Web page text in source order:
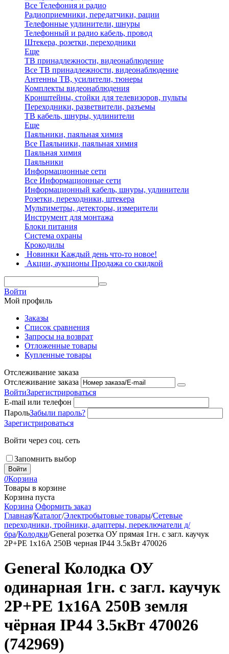
Все Телефония и радио
Радиоприемники, передатчики, рации
Телефонные удлинители, шнуры
Телефонный и радио кабель, провод
Штекера, розетки, переходники
Еще
ТВ принадлежности, видеонаблюдение
Все ТВ принадлежности, видеонаблюдение
Антенны ТВ, усилители, тюнеры
Комплекты видеонаблюдения
Кронштейны, стойки для телевизоров, пульты
Переходники, разветвители, разъемы
ТВ кабель, шнуры, удлинители
Еще
Паяльники, паяльная химия
Все Паяльники, паяльная химия
Паяльная химия
Паяльники
Информационные сети
Все Информационные сети
Информационный кабель, шнуры, удлинители
Розетки, переходники, штекера
Мультиметры, детекторы, измерители
Инструмент для монтажа
Блоки питания
Система охраны
Крокодилы
Новинки Каждый день что-то новое!
Акции, аукционы Продажа со скидкой
Войти
Мой профиль
Заказы
Список сравнения
Запросы на возврат
Отложенные товары
Купленные товары
Отслеживание заказа
Отслеживание заказа
ВойтиЗарегистрироваться
E-mail или телефон
ПарольЗабыли пароль?
Зарегистрироваться
Войти через соц. сеть
Запомнить выбор
Войти
0Корзина
Товары в корзине
Корзина пуста
Корзина Оформить заказ
Главная/Каталог/Электробытовые товары/Сетевые
переходники, тройники, адаптеры, переключатели д/
бра/Колодки/General розетка ОУ прямая 1гн. с загл. каучук
2P+PE 1х16А 250В черная IP44 3.5кВт 470026
General Колодка ОУ
одинарная 1гн. с загл. каучук
2P+PE 1х16А 250В земля
чёрная IP44 3.5кВт 470026
(742969)